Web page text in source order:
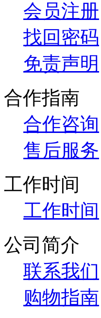
会员注册
找回密码
免责声明
合作指南
合作咨询
售后服务
工作时间
工作时间
公司简介
联系我们
购物指南